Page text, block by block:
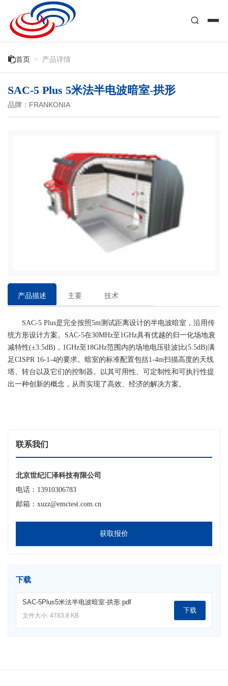
首页 > 产品详情
SAC-5 Plus 5米法半电波暗室-拱形
品牌：FRANKONIA
产品描述
主要
技术
SAC-5 Plus是完全按照5m测试距离设计的半电波暗室，沿用传
统方形设计方案。SAC-5在30MHz至1GHz具有优越的归一化场地衰
减特性(±3.5dB)，1GHz至18GHz范围内的场地电压驻波比(5.5dB)满
足CISPR 16-1-4的要求。暗室的标准配置包括1-4m扫描高度的天线
塔、转台以及它们的控制器。以其可用性、可定制性和可执行性提
出一种创新的概念，从而实现了高效、经济的解决方案。
联系我们
北京世纪汇泽科技有限公司
电话：13910306783
邮箱：xuzz@emctest.com.cn
获取报价
下载
SAC-5Plus5米法半电波暗室-拱形.pdf
文件大小: 4783.8 KB
下载